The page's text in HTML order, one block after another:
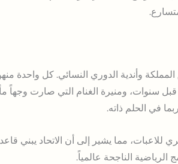
من مختلف مناطق المملكة وأندية الدوري النسائي. كل
سنوات، ومنيرة الغنام التي صارت وجهاً
في الحلم ذاته.
للاعبات، مما يشير إلى أن الاتحاد يبني
الرياضية الناجحة عالمياً.